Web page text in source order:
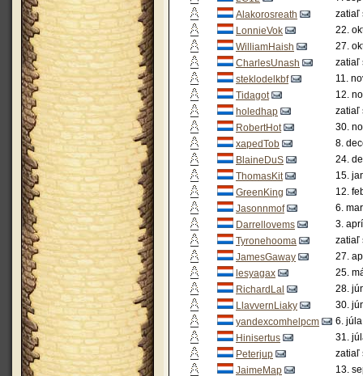
Alakorosreath
zatiaľ
LonnieVok
22.
WilliamHaish
27.
CharlesUnash
zatiaľ
steklodelkbf
11.
Tidagot
12.
holedhap
zatiaľ
RobertHot
30.
xapedTob
8.
BlaineDuS
24.
ThomasKit
15.
GreenKing
12.
Jasonnmof
6.
Darrellovems
3.
Tyronehooma
zatiaľ
JamesGaway
27.
lesyagax
25.
RichardLal
28.
LlavvernLiaky
30.
yandexcomhelpcm
6.
Hinisertus
31.
Peterjup
zatiaľ
JaimeMap
13.